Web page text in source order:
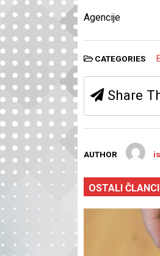
Agencije
CATEGORIES
Share
AUTHOR
OSTALI ČLANCI